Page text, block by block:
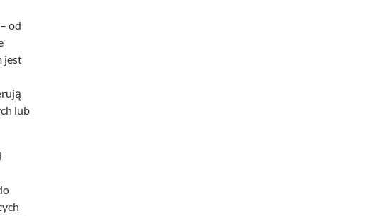
od
jest
lub